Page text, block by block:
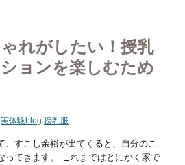
れがしたい！授乳
ョンを楽しむため
実体験blog 授乳服
、すこし余裕が出てくると、自分のこ
ってきます。 これまではとにかく家で